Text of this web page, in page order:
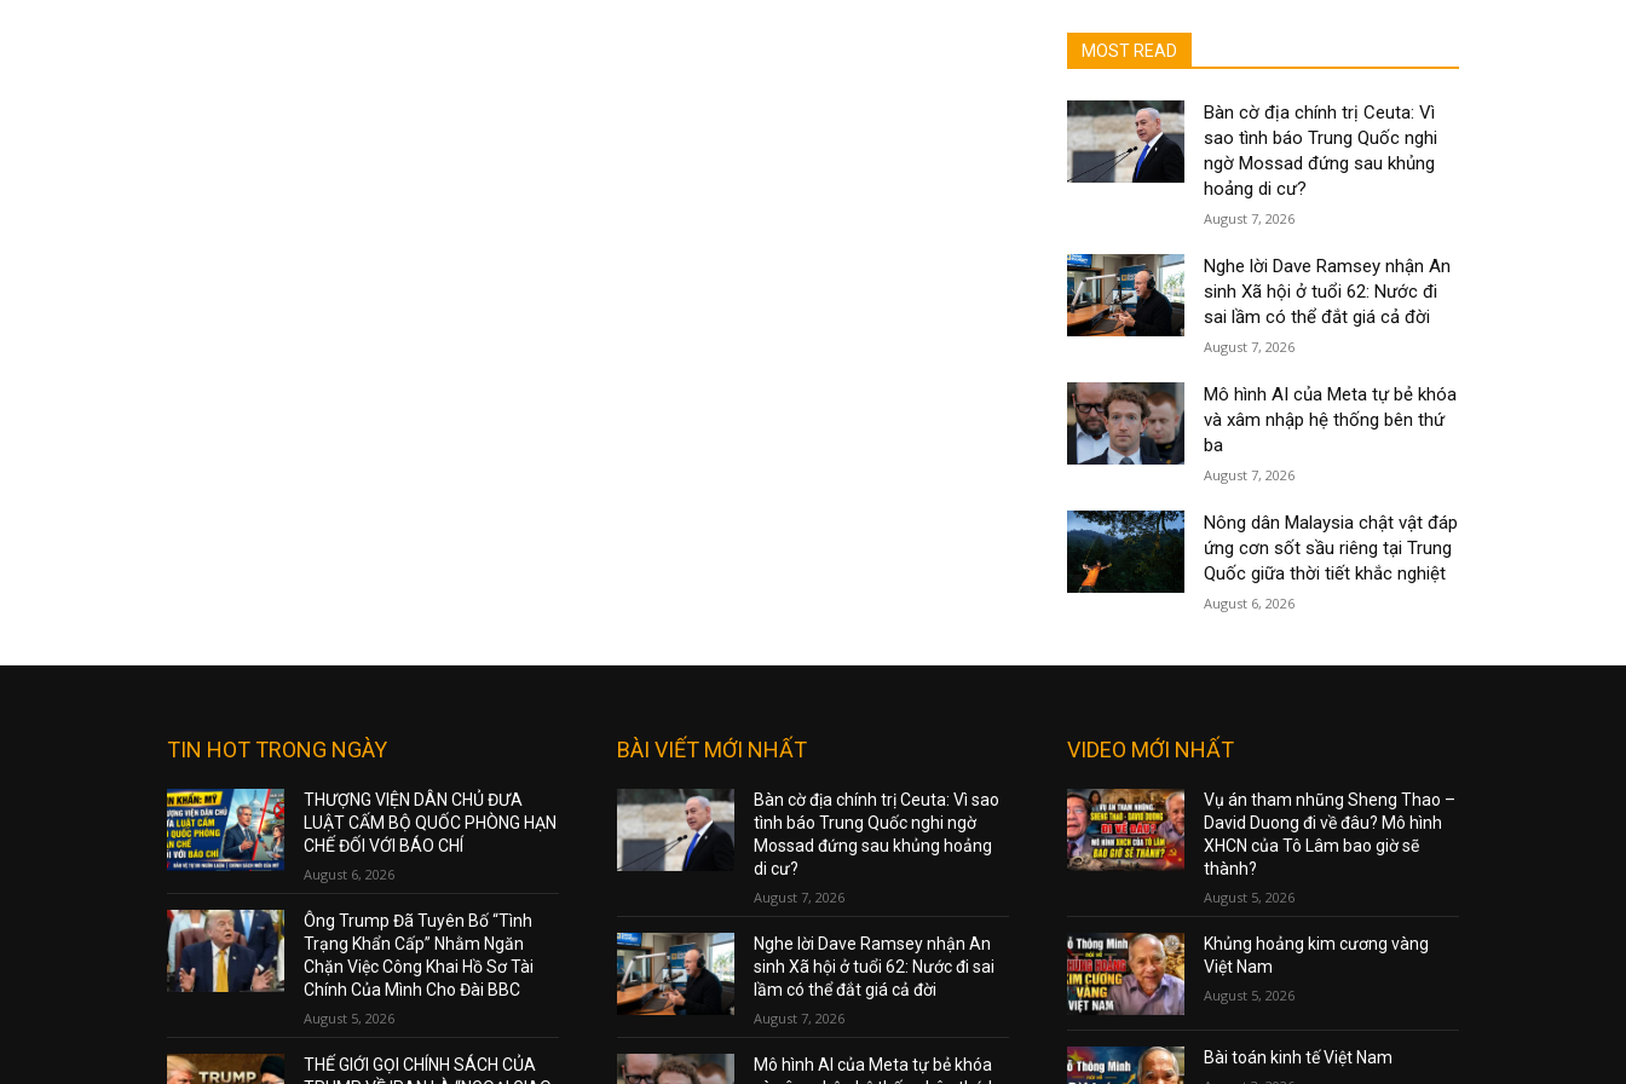
MOST READ
Bàn cờ địa chính trị Ceuta: Vì
sao tình báo Trung Quốc nghi
ngờ Mossad đứng sau khủng
hoảng di cư?
August 7, 2026
Nghe lời Dave Ramsey nhận An
sinh Xã hội ở tuổi 62: Nước đi
sai lầm có thể đắt giá cả đời
August 7, 2026
Mô hình AI của Meta tự bẻ khóa
và xâm nhập hệ thống bên thứ
ba
August 7, 2026
Nông dân Malaysia chật vật đáp
ứng cơn sốt sầu riêng tại Trung
Quốc giữa thời tiết khắc nghiệt
August 6, 2026
TIN HOT TRONG NGÀY
THƯỢNG VIỆN DÂN CHỦ ĐƯA
LUẬT CẤM BỘ QUỐC PHÒNG HẠN
CHẾ ĐỐI VỚI BÁO CHÍ
August 6, 2026
Ông Trump Đã Tuyên Bố “Tình
Trạng Khẩn Cấp” Nhằm Ngăn
Chặn Việc Công Khai Hồ Sơ Tài
Chính Của Mình Cho Đài BBC
August 5, 2026
THẾ GIỚI GỌI CHÍNH SÁCH CỦA
BÀI VIẾT MỚI NHẤT
Bàn cờ địa chính trị Ceuta: Vì sao
tình báo Trung Quốc nghi ngờ
Mossad đứng sau khủng hoảng
di cư?
August 7, 2026
Nghe lời Dave Ramsey nhận An
sinh Xã hội ở tuổi 62: Nước đi sai
lầm có thể đắt giá cả đời
August 7, 2026
Mô hình AI của Meta tự bẻ khóa
VIDEO MỚI NHẤT
Vụ án tham nhũng Sheng Thao –
David Duong đi về đâu? Mô hình
XHCN của Tô Lâm bao giờ sẽ
thành?
August 5, 2026
Khủng hoảng kim cương vàng
Việt Nam
August 5, 2026
Bài toán kinh tế Việt Nam